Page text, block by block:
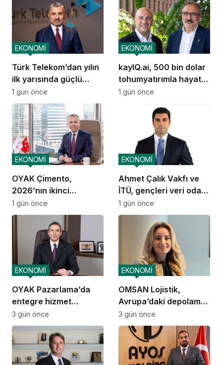
Türk Telekom’dan yılın
ilk yarısında güçlü
performans
EKONOMİ
1 gün önce
kayIQ.ai, 500 bin dolar
tohumyatırımla hayata
geçti
EKONOMİ
1 gün önce
OYAK Çimento,
2026’nın ikinci
çeyreğinde olumlu
performansını
EKONOMİ
1 gün önce
Ahmet Çalık Vakfı ve
İTÜ, gençleri veri odaklı
geleceğe hazırlıyor
EKONOMİ
1 gün önce
OYAK Pazarlama’da
entegre hizmet
ekosistemi kuruluyor
EKONOMİ
3 gün önce
OMSAN Lojistik,
Avrupa’daki depolama
ve dağıtım
operasyonlarına
başladı
EKONOMİ
3 gün önce